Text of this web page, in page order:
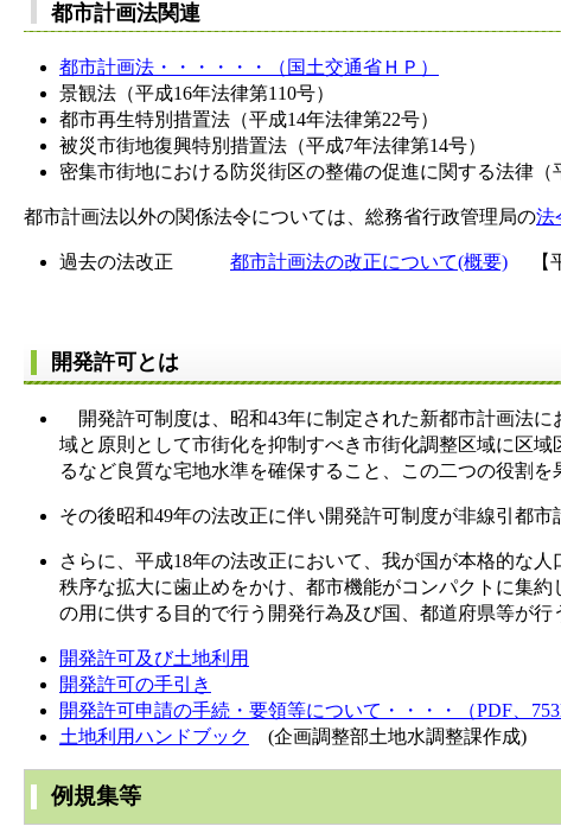
都市計画法関連
都市計画法・・・・・・（国土交通省ＨＰ）
景観法（平成16年法律第110号）
都市再生特別措置法（平成14年法律第22号）
被災市街地復興特別措置法（平成7年法律第14号）
密集市街地における防災街区の整備の促進に関する法律
都市計画法以外の関係法令については、総務省行政管理局の法
過去の法改正 都市計画法の改正について(概要) 【平
開発許可とは
開発許可制度は、昭和43年に制定された新都市計画法
域と原則として市街化を抑制すべき市街化調整区域に区
るなど良質な宅地水準を確保すること、この二つの役割を
その後昭和49年の法改正に伴い開発許可制度が非線引都
さらに、平成18年の法改正において、我が国が本格的な
秩序な拡大に歯止めをかけ、都市機能がコンパクトに集
の用に供する目的で行う開発行為及び国、都道府県等が
開発許可及び土地利用
開発許可の手引き
開発許可申請の手続・要領等について・・・・（PDF、
土地利用ハンドブック
(企画調整部土地水調整課作成)
例規集等